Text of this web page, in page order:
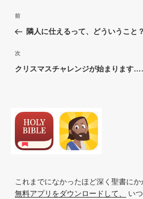
投
ナ
ビ
ゲ
ン
過
去
投
稿
前
隣人に仕えるって、どういうこと？
次
の
次
クリスマスチャレンジが始まります
これまでになかったほど深く聖書にか
無料アプリをダウンロードして、
い